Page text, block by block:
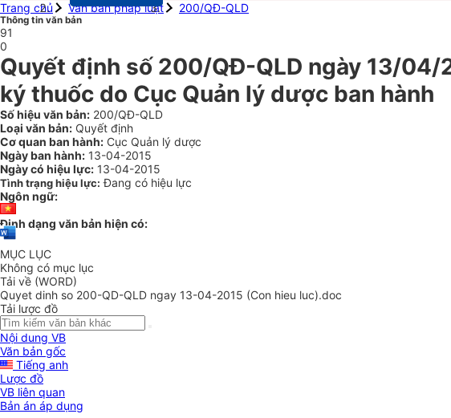
Trang chủ
Văn bản pháp luật 200/QĐ-QLD
Thông tin văn bản
91
0
Quyết định số 200/QĐ-QLD ngày 13/04/
ký thuốc do Cục Quản lý dược ban hành
Số hiệu văn bản: 200/QĐ-QLD
Loại văn bản: Quyết định
Cơ quan ban hành: Cục Quản lý dược
Ngày ban hành: 13-04-2015
Ngày có hiệu lực: 13-04-2015
Tình trạng hiệu lực: Đang có hiệu lực
Ngôn ngữ:
Định dạng văn bản hiện có:
MỤC LỤC
Không có mục lục
Tải về (WORD)
Quyet dinh so 200-QD-QLD ngay 13-04-2015 (Con hieu luc).doc
Tải lược đồ
Nội dung VB
Văn bản gốc
Tiếng anh
Lược đồ
VB liên quan
Bản án áp dụng